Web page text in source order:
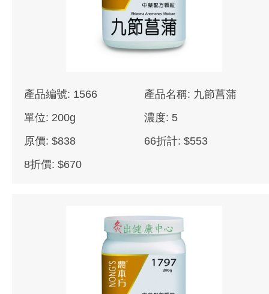
產品編號: 1566
產品名稱: 九節菖蒲
單位: 200g
濃度: 5
原價: $838
66折計: $553
8折價: $670